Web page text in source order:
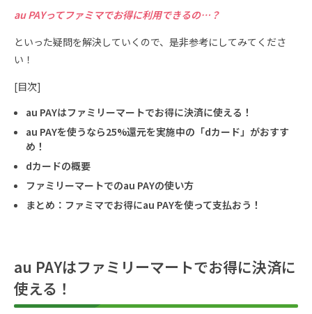
au PAYってファミマでお得に利用できるの…？
といった疑問を解決していくので、是非参考にしてみてくださ
い！
[目次]
au PAYはファミリーマートでお得に決済に使える！
au PAYを使うなら25%還元を実施中の「dカード」がおすす
め！
dカードの概要
ファミリーマートでのau PAYの使い方
まとめ：ファミマでお得にau PAYを使って支払おう！
au PAYはファミリーマートでお得に決済に
使える！